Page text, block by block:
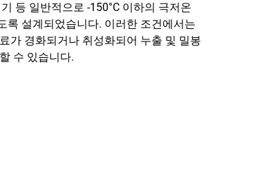
등 일반적으로 -150°C 이하의 극저온
록 설계되었습니다. 이러한 조건에서는
가 경화되거나 취성화되어 누출 및 밀봉
수 있습니다.